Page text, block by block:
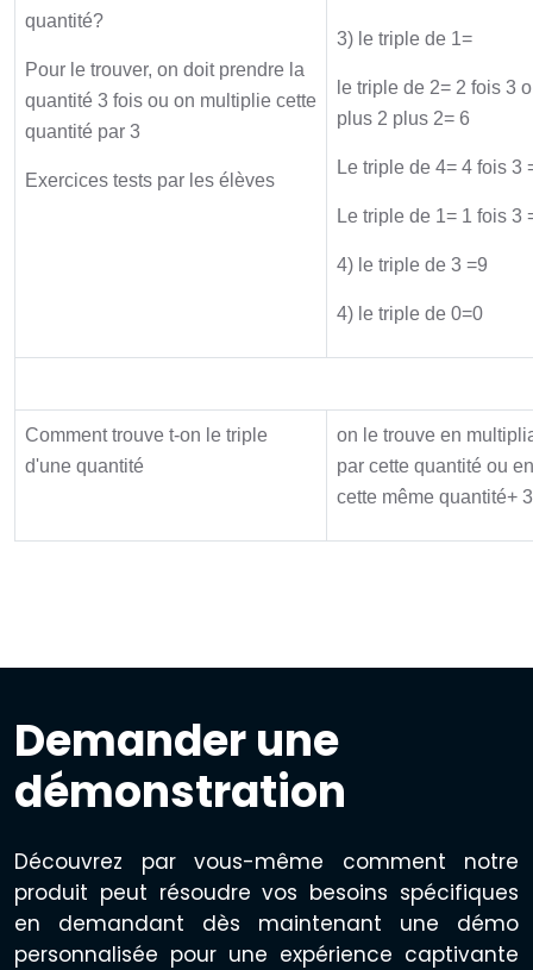
quantité?
Pour le trouver, on doit prendre la
quantité 3 fois ou on multiplie cette
quantité par 3
Exercices tests par les élèves
3) le triple de 1=
le triple de 2= 2 fois 3
plus 2 plus 2= 6
Le triple de 4= 4 fois 3
Le triple de 1= 1 fois 3
4) le triple de 3 =9
4) le triple de 0=0
Comment trouve t-on le triple
d'une quantité
on le trouve en
par cette quantité ou
cette même quantité+
Demander une
démonstration
Découvrez par vous-même comment notre
produit peut résoudre vos besoins spécifiques
en demandant dès maintenant une démo
personnalisée pour une expérience captivante